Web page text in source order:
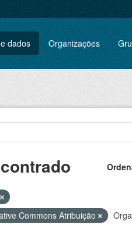
dados Organizações
Commons Atribuição